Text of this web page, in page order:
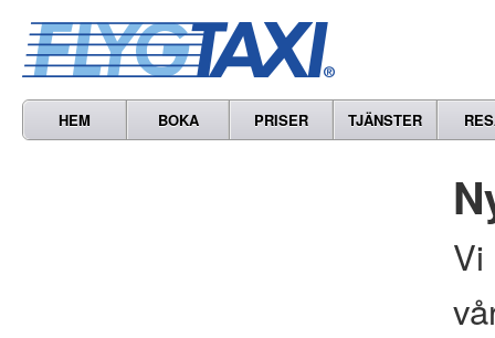
HEM BOKA PRISER TJÄNSTER
Vi